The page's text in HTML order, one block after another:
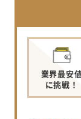
業界最安
に挑戦！